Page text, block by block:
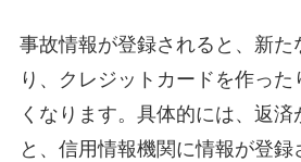
事故情報が登録されると、新た
り、クレジットカードを作った
くなります。具体的には、返
と、信用情報機関に情報が登録